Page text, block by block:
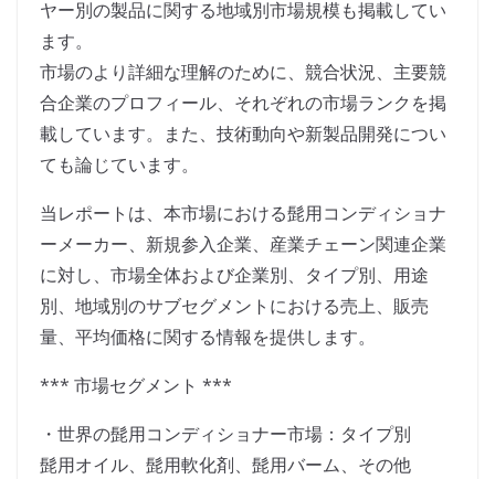
ヤー別の製品に関する地域別市場規模も掲載してい
ます。
市場のより詳細な理解のために、競合状況、主要競
合企業のプロフィール、それぞれの市場ランクを掲
載しています。また、技術動向や新製品開発につい
ても論じています。
当レポートは、本市場における髭用コンディショナ
ーメーカー、新規参入企業、産業チェーン関連企業
に対し、市場全体および企業別、タイプ別、用途
別、地域別のサブセグメントにおける売上、販売
量、平均価格に関する情報を提供します。
*** 市場セグメント ***
・世界の髭用コンディショナー市場：タイプ別
髭用オイル、髭用軟化剤、髭用バーム、その他